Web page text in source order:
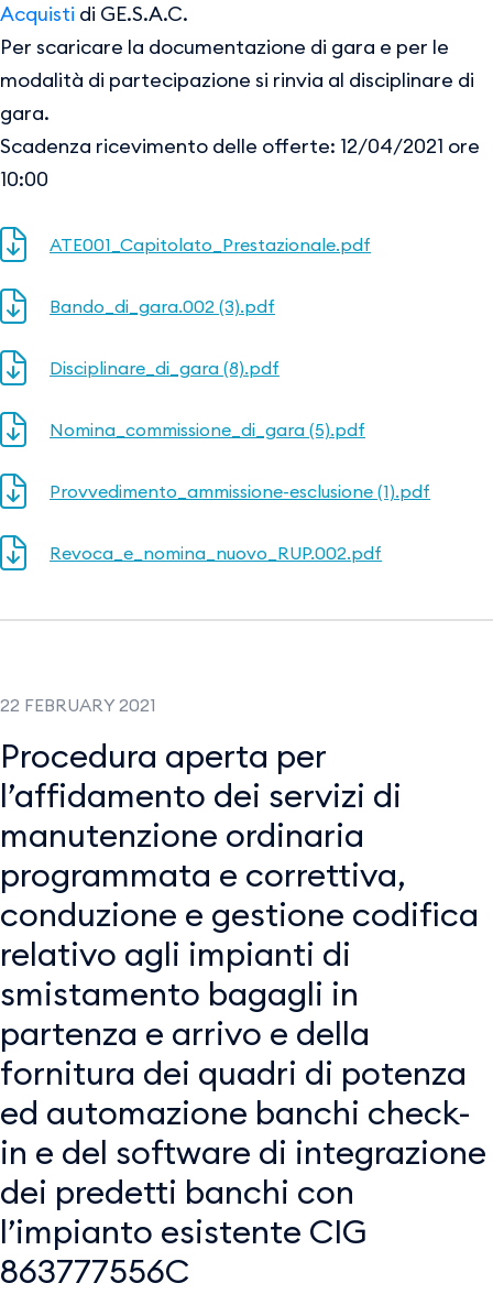
Acquisti di GE.S.A.C.
Per scaricare la documentazione di gara e per le
modalità di partecipazione si rinvia al disciplinare di
gara.
Scadenza ricevimento delle offerte: 12/04/2021 ore
10:00
ATE001_Capitolato_Prestazionale.pdf
Bando_di_gara.002 (3).pdf
Disciplinare_di_gara (8).pdf
Nomina_commissione_di_gara (5).pdf
Provvedimento_ammissione-esclusione (1).pdf
Revoca_e_nomina_nuovo_RUP.002.pdf
22 FEBRUARY 2021
Procedura aperta per
l’affidamento dei servizi di
manutenzione ordinaria
programmata e correttiva,
conduzione e gestione codifica
relativo agli impianti di
smistamento bagagli in
partenza e arrivo e della
fornitura dei quadri di potenza
ed automazione banchi check-
in e del software di integrazione
dei predetti banchi con
l’impianto esistente CIG
863777556C